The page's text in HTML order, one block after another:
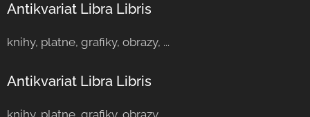
Antikvariat Libra Libris
knihy, platne, grafiky, obrazy, ...
Antikvariat Libra Libris